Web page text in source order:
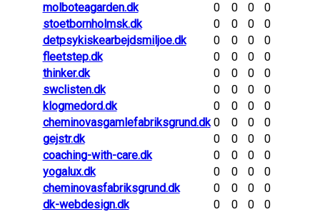
molboteagarden.dk
0 0 0
0
stoetbornholmsk.dk
0 0 0
0
detpsykiskearbejdsmiljoe.dk
0 0 0
0
fleetstep.dk
0 0 0
0
thinker.dk
0 0 0
0
swclisten.dk
0 0 0
0
klogmedord.dk
0 0 0
0
cheminovasgamlefabriksgrund.dk 0 0 0
0
gejstr.dk
0 0 0
0
coaching-with-care.dk
0 0 0
0
yogalux.dk
0 0 0
0
cheminovasfabriksgrund.dk
0 0 0
0
dk-webdesign.dk
0 0 0
0